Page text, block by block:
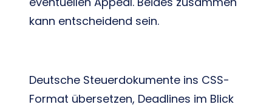
kann entscheidend sein.
Deutsche Steuerdokumente ins CSS-
Format übersetzen, Deadlines im Blick